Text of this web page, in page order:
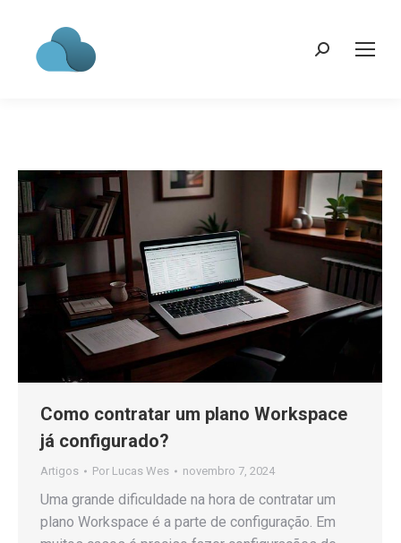
Search:
Como contratar um plano Workspace
já configurado?
Artigos Por Lucas Wes novembro 7, 2024
Uma grande dificuldade na hora de contratar um
plano Workspace é a parte de configuração. Em